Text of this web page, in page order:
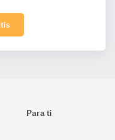
Para ti